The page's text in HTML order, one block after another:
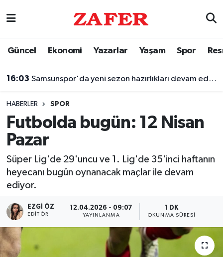
Güncel Ekonomi Yazarlar Yaşam Spor
16:03 Samsunspor'da yeni sezon hazırlıkları devam ediyor
HABERLER SPOR
Futbolda bugün: 12 Nisan
Pazar
Süper Lig'de 29'uncu ve 1. Lig'de 35'inci haftanın
heyecanı bugün oynanacak maçlar ile devam
ediyor.
EZGI ÖZ
EDITÖR
12.04.2026 - 09:07
YAYINLANMA
1 DK
OKUNMA SÜRESI
Nöbetçi Eczaneler
Trafik Durumu
Süper Lig Puan Durumu ve Fikstür
Tüm Manşetler
Son Dakika Haberleri
Haber Arşivi